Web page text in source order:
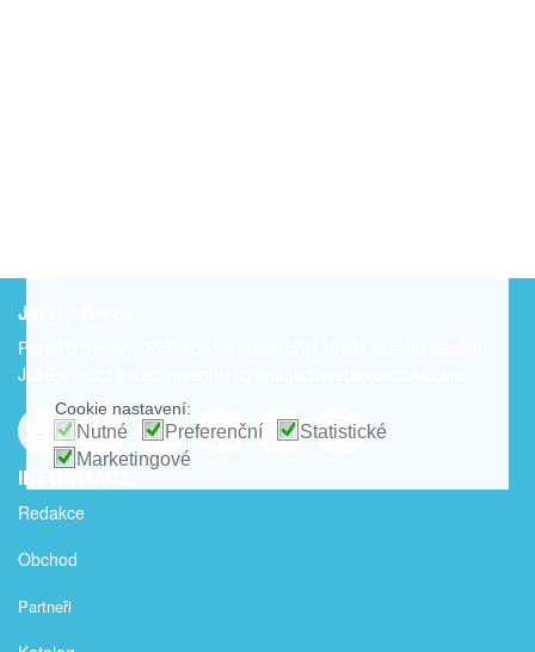
JakBydlet.cz
Portál o bydlení. Publikování nebo další šíření obsahu serveru
JakBydlet.cz je bez písemného souhlasu redakce zakázáno.
rss f t g+ in P
INFORMACE
Redakce
Obchod
Partneři
Cookie nastavení:
Nutné Preferenční
Statistické
Marketingové